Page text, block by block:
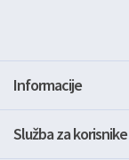
Informacije
Služba za korisnike